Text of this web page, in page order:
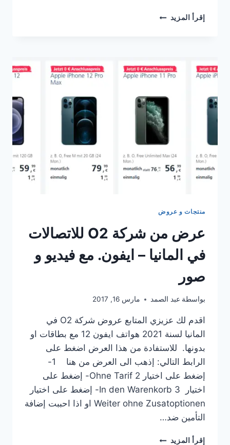
إقرأ المزيد إليك
المناسب
لك
في
المانيا
منتجات و عروض
عرض من شركة O2 للاتصالات
في المانيا – ايفون. مع فيديو و
صور
بواسطة عبد الصمد مارس 16, 2017
اقدم لك عزيزي المتابع عروض شركة O2 في
المانيا لسنة 2021 هواتف ايفون 12 مع بطاقات او
بدونها. للاستفادة من هذا العرض اضغط على
الرابط التالي: إذهب الى العرض من هنا 1-
إضغط على اختيار Ohne Tarif 2- إضغط على
اختيار In den Warenkorb 3- إضغط على اختيار
Weiter ohne Zusatoptionen او اذا احببت إضافة
التأمين ضد…
إقرأ المزيد عرض